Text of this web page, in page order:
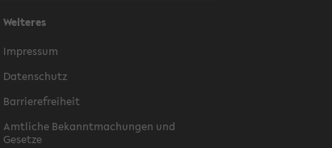
Weiteres
Impressum
Datenschutz
Barrierefreiheit
Amtliche Bekanntmachungen und
Gesetze